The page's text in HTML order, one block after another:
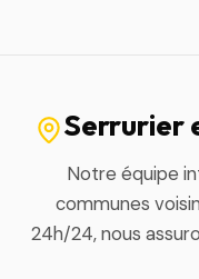
Serrurier
Notre équipe
communes
24h/24, nous